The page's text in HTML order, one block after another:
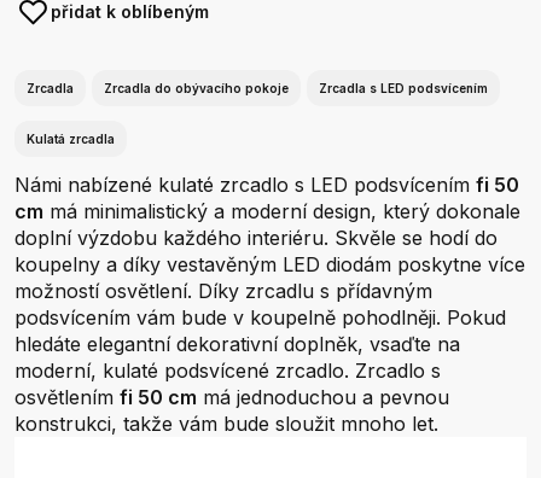
přidat k oblíbeným
Zrcadla Zrcadla do obývacího pokoje Zrcadla s LED podsvícením
Kulatá zrcadla
Námi nabízené kulaté zrcadlo s LED podsvícením fi 50
cm má minimalistický a moderní design, který dokonale
doplní výzdobu každého interiéru. Skvěle se hodí do
koupelny a díky vestavěným LED diodám poskytne více
možností osvětlení. Díky zrcadlu s přídavným
podsvícením vám bude v koupelně pohodlněji. Pokud
hledáte elegantní dekorativní doplněk, vsaďte na
moderní, kulaté podsvícené zrcadlo. Zrcadlo s
osvětlením fi 50 cm má jednoduchou a pevnou
konstrukci, takže vám bude sloužit mnoho let.